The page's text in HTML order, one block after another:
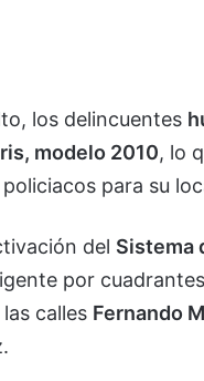
los delincuentes
modelo 2010, lo
para su
del Sistema
por
calles Fernando